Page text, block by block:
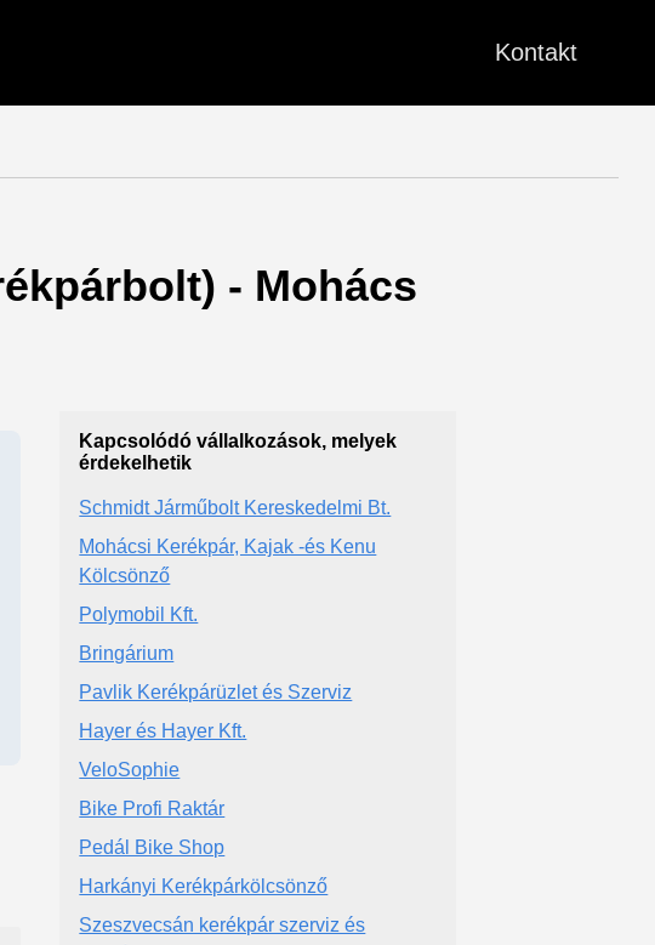
Kontakt
- Mohács
Kapcsolódó vállalkozások, melyek
érdekelhetik
Schmidt Járműbolt Kereskedelmi Bt.
Mohácsi Kerékpár, Kajak -és Kenu
Kölcsönző
Polymobil Kft.
Bringárium
Pavlik Kerékpárüzlet és Szerviz
Hayer és Hayer Kft.
VeloSophie
Bike Profi Raktár
Pedál Bike Shop
Harkányi Kerékpárkölcsönző
Szeszvecsán kerékpár szerviz és